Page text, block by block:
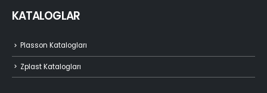
KATALOGLAR
Plasson Katalogları
Zplast Katalogları